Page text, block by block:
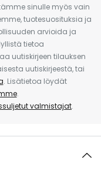
sinulle myös vain
tuotesuosituksia ja
arvioida ja
tietoa
uutiskirjeen tilauksen
uutiskirjeestä, tai
. Lisätietoa löydät
.
valmistajat.